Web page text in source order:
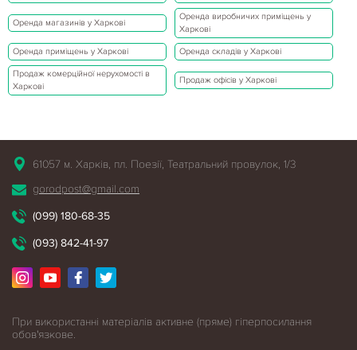
Оренда магазинів у Харкові
Оренда виробничих приміщень у
Харкові
Оренда приміщень у Харкові Оренда складів у Харкові
Продаж комерційної нерухомості в
Харкові
Продаж офісів у Харкові
61057 м. Харків, пл. Поезії, Театральний провулок, 1/3
gorodpost@gmail.com
(099) 180-68-35
(093) 842-41-97
При використанні матеріалів активне (пряме) гіперпосилання
обов'язкове.